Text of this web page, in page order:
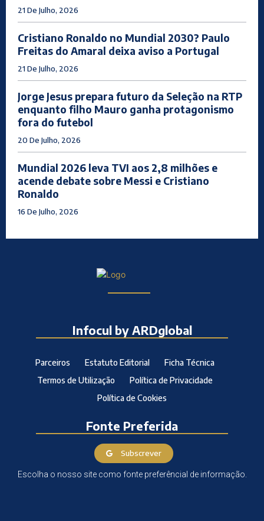
21 De Julho, 2026
Cristiano Ronaldo no Mundial 2030? Paulo
Freitas do Amaral deixa aviso a Portugal
21 De Julho, 2026
Jorge Jesus prepara futuro da Seleção na RTP
enquanto filho Mauro ganha protagonismo
fora do futebol
20 De Julho, 2026
Mundial 2026 leva TVI aos 2,8 milhões e
acende debate sobre Messi e Cristiano
Ronaldo
16 De Julho, 2026
Infocul by ARDglobal
Parceiros Estatuto Editorial
Ficha Técnica
Termos de Utilização
Política de Privacidade
Política de Cookies
Fonte Preferida
Subscrever
Escolha o nosso site como fonte preferêncial de informação.